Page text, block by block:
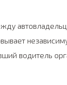
водитель